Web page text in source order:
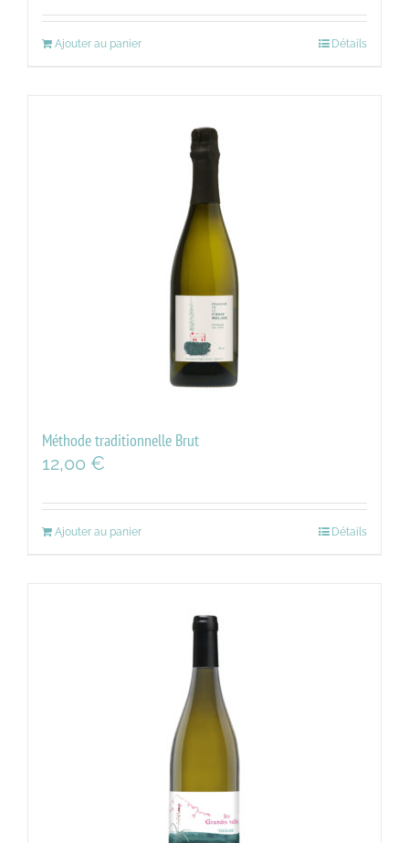
Ajouter au panier Détails
Méthode traditionnelle Brut
12,00 €
Ajouter au panier Détails